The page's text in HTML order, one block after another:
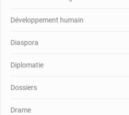
Développement humain
Diaspora
Diplomatie
Dossiers
Drame